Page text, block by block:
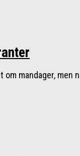
mandager, men